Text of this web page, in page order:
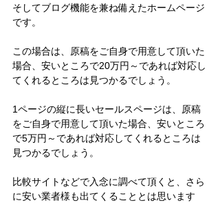
そしてブログ機能を兼ね備えたホームページ
です。
この場合は、原稿をご自身で用意して頂いた
場合、安いところで20万円～であれば対応し
てくれるところは見つかるでしょう。
1ページの縦に長いセールスページは、原稿
をご自身で用意して頂いた場合、安いところ
で5万円～であれば対応してくれるところは
見つかるでしょう。
比較サイトなどで入念に調べて頂くと、さら
に安い業者様も出てくることとは思います